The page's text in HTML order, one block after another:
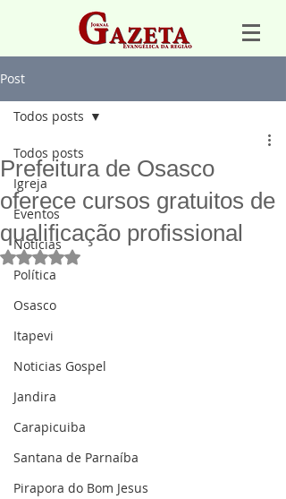
Post
Todos posts
Igreja
Eventos
Notícias
Política
Osasco
Itapevi
Noticias Gospel
Jandira
Carapicuiba
Santana de Parnaíba
Pirapora do Bom Jesus
Todos posts
Prefeitura de Osasco
oferece cursos gratuitos de
qualificação profissional
Avaliado com NaN de 5 estrelas.